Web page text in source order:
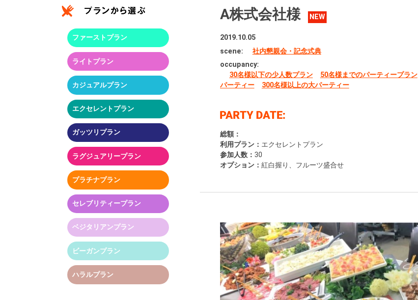
A株式会社様 NEW
2019.10.05
scene:
社内懇親会・記念式典
occupancy:
30名様以下の少人数プラン
50名様までのパーティープラン
パーティー
300名様以上の大パーティー
総額：
利用プラン： エクセレントプラン
参加人数： 30
オプション： 紅白握り、フルーツ盛合せ
ファーストプラン
ライトプラン
カジュアルプラン
エクセレントプラン
ガッツリプラン
ラグジュアリープラン
プラチナプラン
セレブリティープラン
ベジタリアンプラン
ビーガンプラン
ハラルプラン